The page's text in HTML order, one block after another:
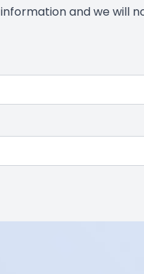
and we will